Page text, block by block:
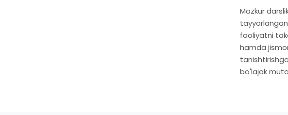
Mazkur
faoliyatni
hamda
bo'lajak